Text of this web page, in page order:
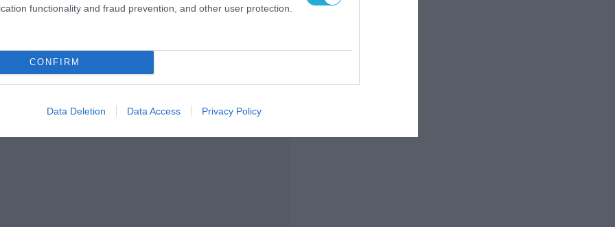
functionality and fraud prevention, and other user protection.
CONFIRM
Data Deletion Data Access Privacy Policy